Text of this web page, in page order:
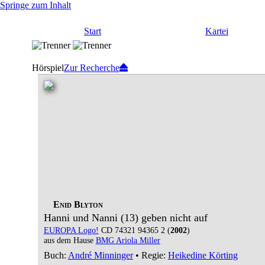
Springe zum Inhalt
Start Kartei
HörspielZur Recherche
Enid Blyton
Hanni und Nanni (13) geben nicht auf
EUROPA Logo! CD 74321 94365 2 (2002)
aus dem Hause BMG Ariola Miller
Buch: André Minninger• Regie: Heikedine Körting